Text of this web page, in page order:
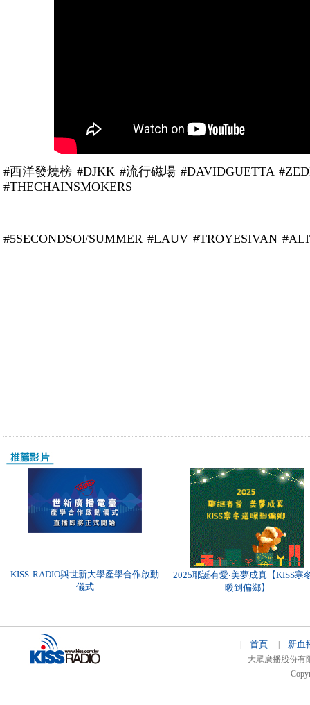
#西洋發燒榜 #DJKK #流行磁場 #DAVIDGUETTA
#THECHAINSMOKERS
#5SECONDSOFSUMMER #LAUV #TROYESIVAN
KISS RADIO與世新大學產學合作啟動
儀式
2025耶誕有愛‧美夢成真【KISS寒
暖到偏鄉】
| 首頁| 新血
大眾廣播股份有